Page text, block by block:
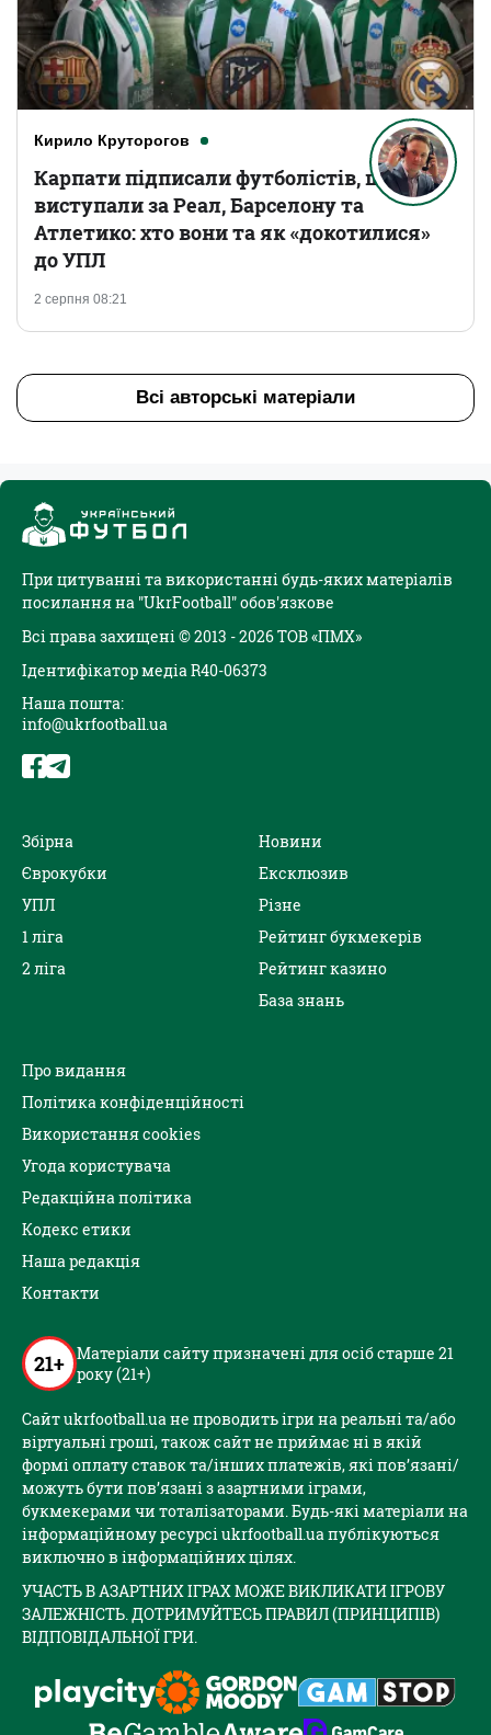
Кирило Круторогов
2 серпня 08:21
Карпати підписали футболістів, що
виступали за Реал, Барселону та
Атлетико: хто вони та як «докотилися»
до УПЛ
Всі авторські матеріали
При цитуванні та використанні будь-яких матеріалів
посилання на "UkrFootball" обов'язкове
Всі права захищені © 2013 - 2026 ТОВ «ПМХ»
Ідентифікатор медіа R40-06373
Наша пошта:
info@ukrfootball.ua
Збірна
Єврокубки
УПЛ
1 ліга
2 ліга
Новини
Ексклюзив
Різне
Рейтинг букмекерів
Рейтинг казино
База знань
Про видання
Політика конфіденційності
Використання cookies
Угода користувача
Редакційна політика
Кодекс етики
Наша редакція
Контакти
21+ Матеріали сайту призначені для осіб старше 21
року (21+)
Сайт ukrfootball.ua не проводить ігри на реальні та/або
віртуальні гроші, також сайт не приймає ні в якій
формі оплату ставок та/інших платежів, які пов’язані/
можуть бути пов’язані з азартними іграми,
букмекерами чи тоталізаторами. Будь-які матеріали на
інформаційному ресурсі ukrfootball.ua публікуються
виключно в інформаційних цілях.
УЧАСТЬ В АЗАРТНИХ ІГРАХ МОЖЕ ВИКЛИКАТИ ІГРОВУ
ЗАЛЕЖНІСТЬ. ДОТРИМУЙТЕСЬ ПРАВИЛ (ПРИНЦИПІВ)
ВІДПОВІДАЛЬНОЇ ГРИ.